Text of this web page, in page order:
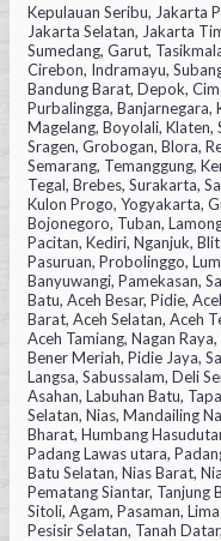
Kepulauan Seribu, Jakarta
Jakarta Selatan, Jakarta
Sumedang, Garut,
Cirebon, Indramayu,
Bandung Barat, Depok,
Purbalingga,
Magelang, Boyolali, Klaten,
Sragen, Grobogan, Blora,
Semarang, Temanggung,
Tegal, Brebes, Surakarta,
Kulon Progo, Yogyakarta,
Bojonegoro, Tuban,
Pacitan, Kediri, Nganjuk,
Pasuruan, Probolinggo,
Banyuwangi, Pamekasan,
Batu, Aceh Besar, Pidie,
Barat, Aceh Selatan, Aceh
Aceh Tamiang, Nagan
Bener Meriah, Pidie Jaya,
Langsa, Sabussalam, Deli
Asahan, Labuhan Batu,
Selatan, Nias, Mandailing
Bharat, Humbang
Padang Lawas utara,
Batu Selatan, Nias Barat,
Pematang Siantar, Tanjung
Sitoli, Agam, Pasaman,
Pesisir Selatan, Tanah